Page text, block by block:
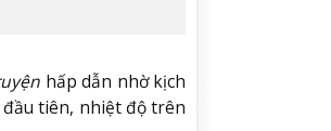
hấp dẫn nhờ kịch
tiên, nhiệt độ trên